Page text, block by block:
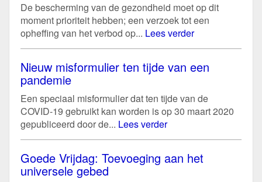
De bescherming van de gezondheid moet op dit
moment prioriteit hebben; een verzoek tot een
opheffing van het verbod op... Lees verder
Nieuw misformulier ten tijde van een
pandemie
Een speciaal misformulier dat ten tijde van de
COVID-19 gebruikt kan worden is op 30 maart 2020
gepubliceerd door de... Lees verder
Goede Vrijdag: Toevoeging aan het
universele gebed